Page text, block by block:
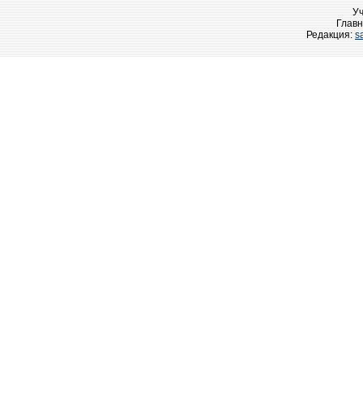
Редакция: